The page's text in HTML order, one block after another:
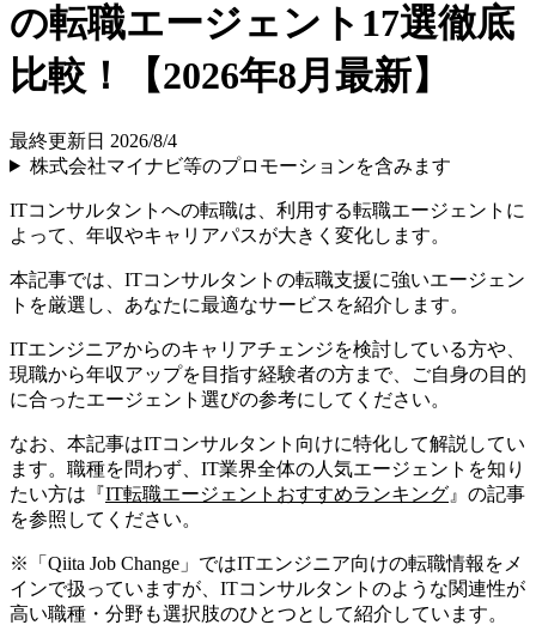
の転職エージェント17選徹底
比較！【2026年8月最新】
最終更新日 2026/8/4
株式会社マイナビ等のプロモーションを含みます
ITコンサルタントへの転職は、利用する転職エージェントに
よって、年収やキャリアパスが大きく変化します。
本記事では、ITコンサルタントの転職支援に強いエージェン
トを厳選し、あなたに最適なサービスを紹介します。
ITエンジニアからのキャリアチェンジを検討している方や、
現職から年収アップを目指す経験者の方まで、ご自身の目的
に合ったエージェント選びの参考にしてください。
なお、本記事はITコンサルタント向けに特化して解説してい
ます。職種を問わず、IT業界全体の人気エージェントを知り
たい方は『IT転職エージェントおすすめランキング 』の記事
を参照してください。
※「Qiita Job Change」ではITエンジニア向けの転職情報をメ
インで扱っていますが、ITコンサルタントのような関連性が
高い職種・分野も選択肢のひとつとして紹介しています。